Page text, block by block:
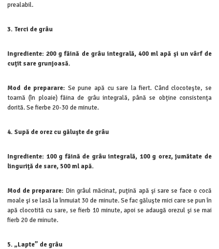
prealabil.
3. Terci de grâu
Ingrediente: 200 g făină de grâu integrală, 400 ml apă şi un vârf de
cuţit sare grunjoasă.
Mod de preparare: Se pune apă cu sare la fiert. Când clocoteşte, se
toarnă (în ploaie) făina de grâu integrală, până se obţine consistenţa
dorită. Se fierbe 20-30 de minute.
4. Supă de orez cu găluşte de grâu
Ingrediente: 100 g făină de grâu integrală, 100 g orez, jumătate de
linguriţă de sare, 500 ml apă.
Mod de preparare: Din grâul măcinat, puţină apă şi sare se face o cocă
moale şi se lasă la înmuiat 30 de minute. Se fac găluşte mici care se pun în
apă clocotită cu sare, se fierb 10 minute, apoi se adaugă orezul şi se mai
fierb 20 de minute.
5. „Lapte” de grâu